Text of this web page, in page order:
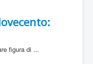
figura di ...